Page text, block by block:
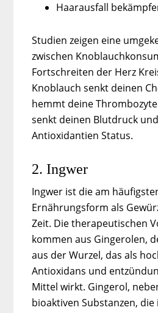
Haarausfall
Studien zeigen eine
zwischen
Fortschreiten der Herz
Knoblauch senkt deinen
hemmt deine
senkt deinen Blutdruck
Antioxidantien Status.
2. Ingwer
Ingwer ist die am
Ernährungsform als
Zeit. Die therapeutischen
kommen aus Gingerolen,
aus der Wurzel, das als
Antioxidans und
Mittel wirkt. Gingerol,
bioaktiven Substanzen, die